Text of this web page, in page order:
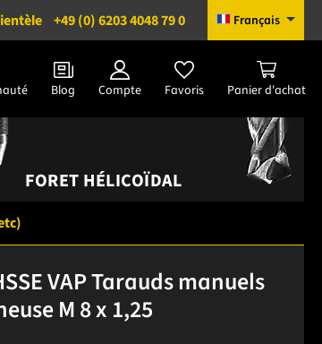
+49 (0) 6203 4048 79 0 Français
Blog Compte Favoris Panier d'achat
FORET HÉLICOÏDAL
VAP Tarauds manuels
M 8 x 1,25